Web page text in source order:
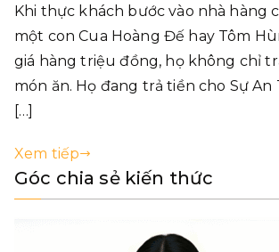
Khi thực khách bước vào nhà hàng
một con Cua Hoàng Đế hay Tôm
giá hàng triệu đồng, họ không chỉ
món ăn. Họ đang trả tiền cho Sự An
[…]
Xem tiếp
Góc chia sẻ kiến thức